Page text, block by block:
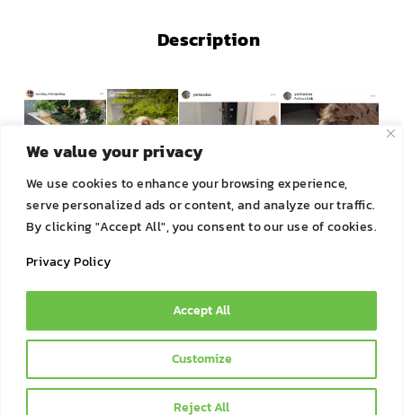
We value your privacy
We use cookies to enhance your browsing experience,
serve personalized ads or content, and analyze our traffic.
By clicking "Accept All", you consent to our use of cookies.
Privacy Policy
Customize
Reject All
Accept All
Description
© 2021 Bok Bok Pet Munchies by JSJ Pet Products Co., Ltd. |